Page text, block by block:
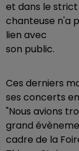
et dans le
chanteuse n'a
lien avec
son public.
Ces derniers
ses concerts
"Nous avions
grand
cadre de la